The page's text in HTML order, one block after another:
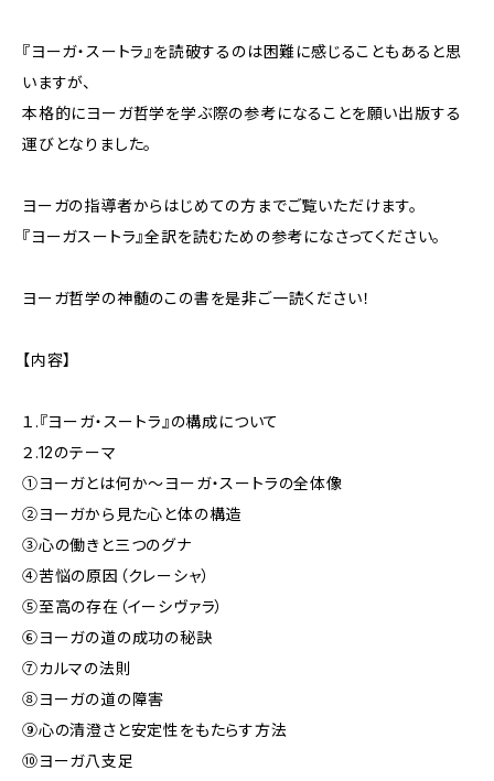
『ヨーガ・スートラ』を読破するのは困難に感じることもあると思
いますが、
本格的にヨーガ哲学を学ぶ際の参考になることを願い出版する
運びとなりました。
ヨーガの指導者からはじめての方までご覧いただけます。
『ヨーガスートラ』全訳を読むための参考になさってください。
ヨーガ哲学の神髄のこの書を是非ご一読ください！
【内容】
１.『ヨーガ・スートラ』の構成について
２.12のテーマ
①ヨーガとは何か～ヨーガ・スートラの全体像
②ヨーガから見た心と体の構造
③心の働きと三つのグナ
④苦悩の原因（クレーシャ）
⑤至高の存在（イーシヴァラ）
⑥ヨーガの道の成功の秘訣
⑦カルマの法則
⑧ヨーガの道の障害
⑨心の清澄さと安定性をもたらす方法
⑩ヨーガ八支足